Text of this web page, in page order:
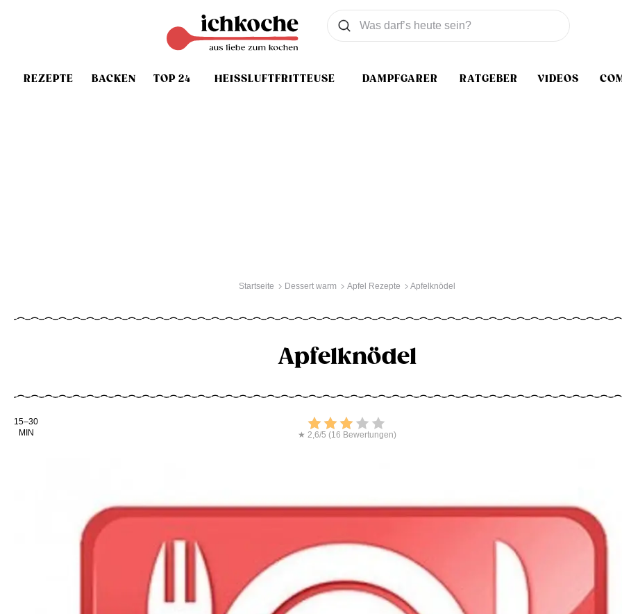
REZEPTE BACKEN TOP 24 HEISSLUFTFRITTEUSE DAMPFGARER RATGEBER VIDEOS
Was wollen Sie suchen
Suchen
Startseite Dessert warm Apfel Rezepte Apfelknödel
Apfelknödel
Kochdauer
15–30
MIN
Bewerten
★ 2,6/5 (16 Bewertungen)